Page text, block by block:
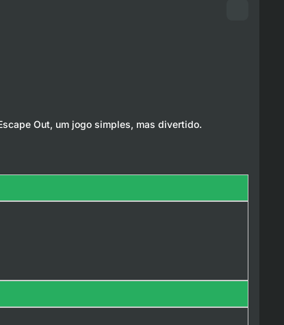
Out, um jogo simples, mas divertido.